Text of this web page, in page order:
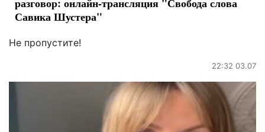
разговор: онлайн-трансляция "Свобода слова
Савика Шустера"
Не пропустите!
22:32 03.07